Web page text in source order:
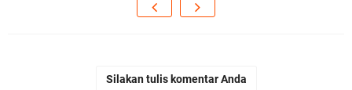
Silakan tulis komentar Anda